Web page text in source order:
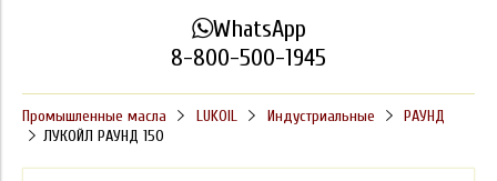
WhatsApp
8-800-500-1945
Промышленные масла LUKOIL Индустриальные
РАУНД
ЛУКОЙЛ РАУНД 150